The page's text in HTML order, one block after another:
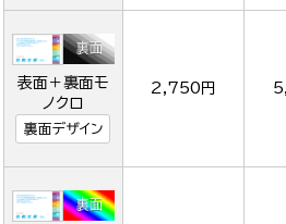
表面＋裏面モ
ノクロ
裏面デザイン
2,750円